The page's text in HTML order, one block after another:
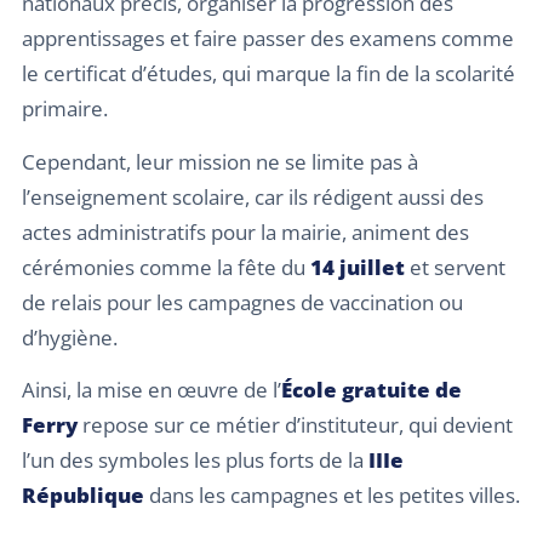
apprentissages et faire passer des examens comme
le certificat d’études, qui marque la fin de la scolarité
primaire.
Cependant, leur mission ne se limite pas à
l’enseignement scolaire, car ils rédigent aussi des
actes administratifs pour la mairie, animent des
cérémonies comme la fête du 14 juillet et servent
de relais pour les campagnes de vaccination ou
d’hygiène.
Ainsi, la mise en œuvre de l’École gratuite de
Ferryrepose sur ce métier d’instituteur, qui devient
l’un des symboles les plus forts de la IIIe
République dans les campagnes et les petites villes.